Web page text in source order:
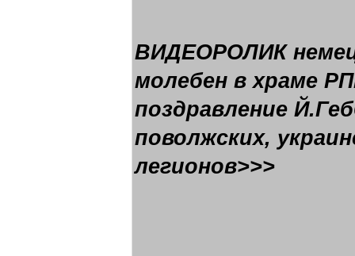
ВИДЕОРОЛИК
молебен в храме
поздравление
поволжских,
легионов>>>